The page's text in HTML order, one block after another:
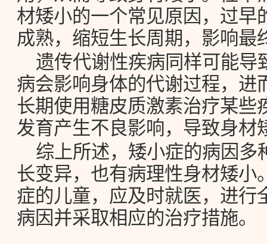
材矮小的一个常见原因，过早
成熟，缩短生长周期，影响最
遗传代谢性疾病同样可能导
病会影响身体的代谢过程，进
长期使用糖皮质激素治疗某些
发育产生不良影响，导致身材
综上所述，矮小症的病因多
长变异，也有病理性身材矮小
症的儿童，应及时就医，进行
病因并采取相应的治疗措施。